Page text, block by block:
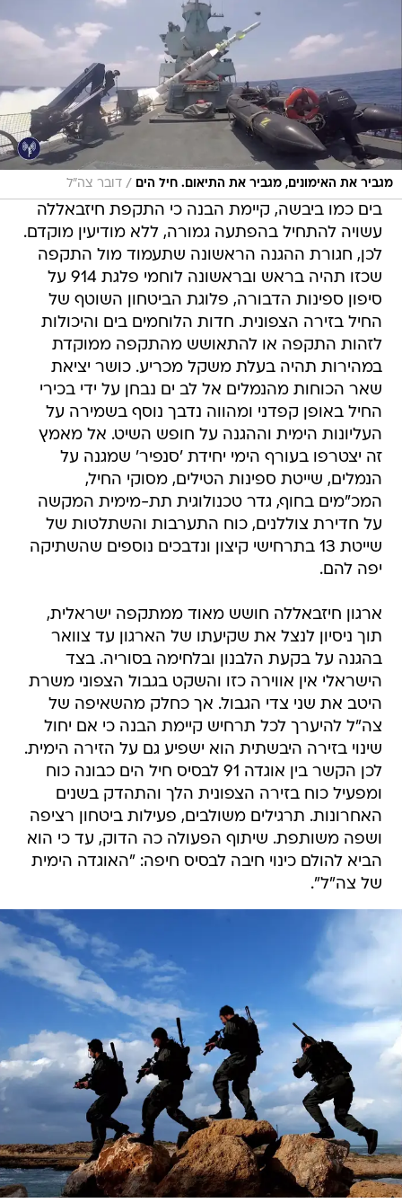
מגביר את האימונים, מגביר את התיאום. חיל הים / דובר צה"ל
בים כמו ביבשה, קיימת הבנה כי התקפת חיזבאללה
עשויה להתחיל בהפתעה גמורה, ללא מודיעין מוקדם.
לכן, חגורת ההגנה הראשונה שתעמוד מול התקפה
שכזו תהיה בראש ובראשונה לוחמי פלגת 914 על
סיפון ספינות הדבורה, פלוגת הביטחון השוטף של
החיל בזירה הצפונית. חדות הלוחמים בים והיכולות
לזהות התקפה או להתאושש מהתקפה ממוקדת
במהירות תהיה בעלת משקל מכריע. כושר יציאת
שאר הכוחות מהנמלים אל לב ים נבחן על ידי בכירי
החיל באופן קפדני ומהווה נדבך נוסף בשמירה על
העליונות הימית וההגנה על חופש השיט. אל מאמץ
זה יצטרפו בעורף הימי יחידת 'סנפיר' שמגנה על
הנמלים, שייטת ספינות הטילים, מסוקי החיל,
המכ"מים בחוף, גדר טכנולוגית תת-מימית המקשה
על חדירת צוללנים, כוח התערבות והשתלטות של
שייטת 13 בתרחישי קיצון ונדבכים נוספים שהשתיקה
יפה להם.
ארגון חיזבאללה חושש מאוד ממתקפה ישראלית,
תוך ניסיון לנצל את שקיעתו של הארגון עד צוואר
בהגנה על בקעת הלבנון ובלחימה בסוריה. בצד
הישראלי אין אווירה כזו והשקט בגבול הצפוני משרת
היטב את שני צדי הגבול. אך כחלק מהשאיפה של
צה"ל להיערך לכל תרחיש קיימת הבנה כי אם יחול
שינוי בזירה היבשתית הוא ישפיע גם על הזירה הימית.
לכן הקשר בין אוגדה 91 לבסיס חיל הים כבונה כוח
ומפעיל כוח בזירה הצפונית הלך והתהדק בשנים
האחרונות. תרגילים משולבים, פעילות ביטחון רציפה
ושפה משותפת. שיתוף הפעולה כה הדוק, עד כי הוא
הביא להולם כינוי חיבה לבסיס חיפה: "האוגדה הימית
של צה"ל".